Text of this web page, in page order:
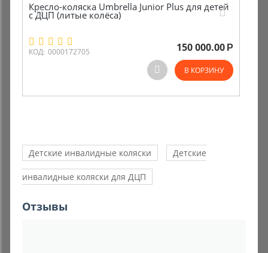
Кресло-коляска Umbrella Junior Plus для детей
с ДЦП (литые колёса)
КОД: 0000172705 150 000.00 Р
В КОРЗИНУ
Детские инвалидные коляски Детские
инвалидные коляски для ДЦП
Отзывы